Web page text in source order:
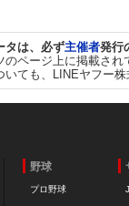
タは、必ず主催者発行
のページ上に掲載さ
ても、LINEヤフー
野球
プロ野球